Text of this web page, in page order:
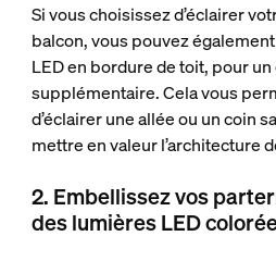
Si vous choisissez d’éclairer
balcon, vous pouvez
LED en bordure de toit, pour
supplémentaire. Cela vous
d’éclairer une allée ou un coin
mettre en valeur l’architecture
2. Embellissez vos
des lumières LED